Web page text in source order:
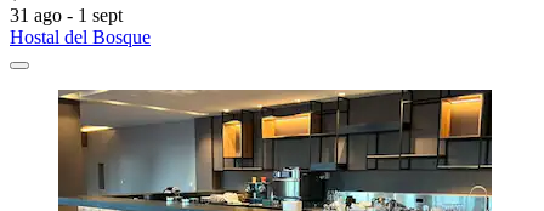
31 ago - 1 sept
Hostal del Bosque